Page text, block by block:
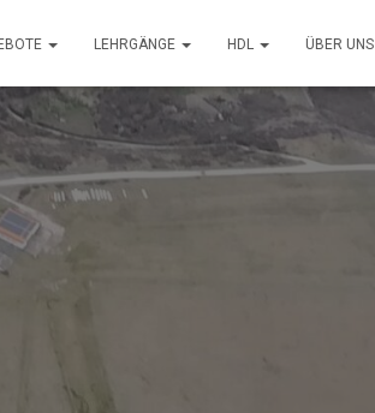
LEHRGÄNGE HDL ÜBER UNS